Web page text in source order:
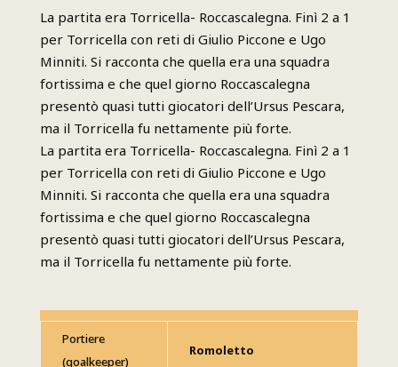
La partita era Torricella- Roccascalegna. Finì 2 a 1
per Torricella con reti di Giulio Piccone e Ugo
Minniti. Si racconta che quella era una squadra
fortissima e che quel giorno Roccascalegna
presentò quasi tutti giocatori dell’Ursus Pescara,
ma il Torricella fu nettamente più forte.
La partita era Torricella- Roccascalegna. Finì 2 a 1
per Torricella con reti di Giulio Piccone e Ugo
Minniti. Si racconta che quella era una squadra
fortissima e che quel giorno Roccascalegna
presentò quasi tutti giocatori dell’Ursus Pescara,
ma il Torricella fu nettamente più forte.
Portiere
(goalkeeper)
Romoletto